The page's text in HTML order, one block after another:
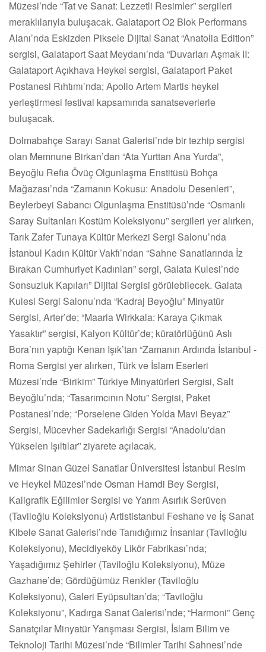
Müzesi’nde “Tat ve Sanat: Lezzetli Resimler” sergileri
meraklılarıyla buluşacak. Galataport O2 Blok Performans
Alanı’nda Eskizden Piksele Dijital Sanat “Anatolia Edition”
sergisi, Galataport Saat Meydanı’nda “Duvarları Aşmak II:
Galataport Açıkhava Heykel sergisi, Galataport Paket
Postanesi Rıhtımı’nda; Apollo Artem Martis heykel
yerleştirmesi festival kapsamında sanatseverlerle
buluşacak.
Dolmabahçe Sarayı Sanat Galerisi’nde bir tezhip sergisi
olan Memnune Birkan’dan “Ata Yurttan Ana Yurda”,
Beyoğlu Refia Övüç Olgunlaşma Enstitüsü Bohça
Mağazası’nda “Zamanın Kokusu: Anadolu Desenleri”,
Beylerbeyi Sabancı Olgunlaşma Enstitüsü’nde “Osmanlı
Saray Sultanları Kostüm Koleksiyonu” sergileri yer alırken,
Tarık Zafer Tunaya Kültür Merkezi Sergi Salonu’nda
İstanbul Kadın Kültür Vakfı’ndan “Sahne Sanatlarında İz
Bırakan Cumhuriyet Kadınları” sergi, Galata Kulesi’nde
Sonsuzluk Kapıları” Dijital Sergisi görülebilecek. Galata
Kulesi Sergi Salonu’nda “Kadraj Beyoğlu” Minyatür
Sergisi, Arter’de; “Maaria Wirkkala: Karaya Çıkmak
Yasaktır” sergisi, Kalyon Kültür’de; küratörlüğünü Aslı
Bora’nın yaptığı Kenan Işık’tan “Zamanın Ardında İstanbul -
Roma Sergisi yer alırken, Türk ve İslam Eserleri
Müzesi’nde “Birikim” Türkiye Minyatürleri Sergisi, Salt
Beyoğlu’nda; “Tasarımcının Notu” Sergisi, Paket
Postanesi’nde; “Porselene Giden Yolda Mavi Beyaz”
Sergisi, Mücevher Sadekarlığı Sergisi “Anadolu'dan
Yükselen Işıltılar” ziyarete açılacak.
Mimar Sinan Güzel Sanatlar Üniversitesi İstanbul Resim
ve Heykel Müzesi’nde Osman Hamdi Bey Sergisi,
Kaligrafik Eğilimler Sergisi ve Yarım Asırlık Serüven
(Taviloğlu Koleksiyonu) Artististanbul Feshane ve İş Sanat
Kibele Sanat Galerisi’nde Tanıdığımız İnsanlar (Taviloğlu
Koleksiyonu), Mecidiyeköy Likör Fabrikası’nda;
Yaşadığımız Şehirler (Taviloğlu Koleksiyonu), Müze
Gazhane’de; Gördüğümüz Renkler (Taviloğlu
Koleksiyonu), Galeri Eyüpsultan’da; “Taviloğlu
Koleksiyonu”, Kadırga Sanat Galerisi’nde; “Harmoni” Genç
Sanatçılar Minyatür Yarışması Sergisi, İslam Bilim ve
Teknoloji Tarihi Müzesi’nde “Bilimler Tarihi Sahnesi’nde